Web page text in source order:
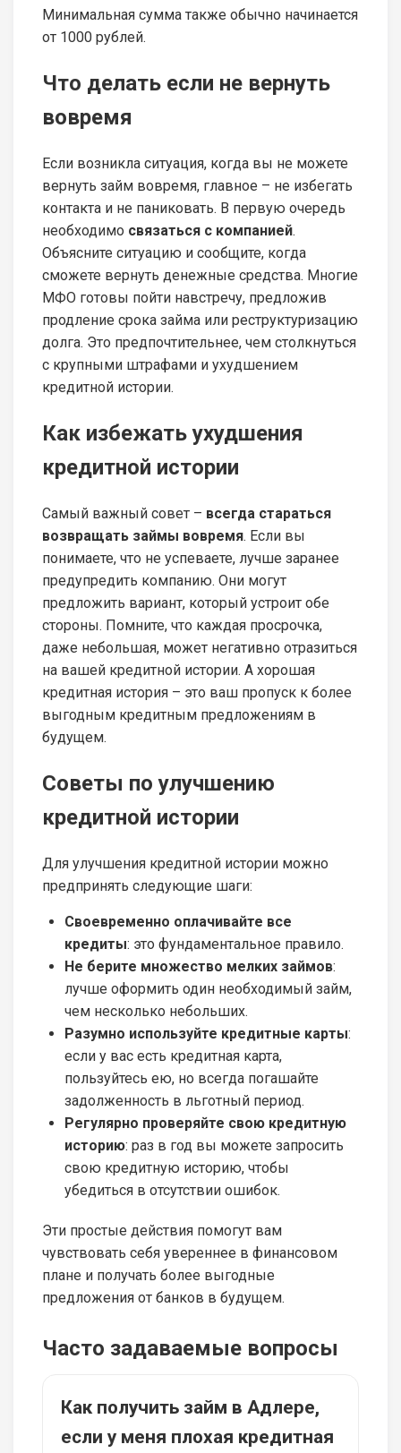
Минимальная сумма также обычно начинается
от 1000 рублей.
Что делать если не вернуть
вовремя
Если возникла ситуация, когда вы не можете
вернуть займ вовремя, главное – не избегать
контакта и не паниковать. В первую очередь
необходимо связаться с компанией.
Объясните ситуацию и сообщите, когда
сможете вернуть денежные средства. Многие
МФО готовы пойти навстречу, предложив
продление срока займа или реструктуризацию
долга. Это предпочтительнее, чем столкнуться
с крупными штрафами и ухудшением
кредитной истории.
Как избежать ухудшения
кредитной истории
Самый важный совет – всегда стараться
возвращать займы вовремя. Если вы
понимаете, что не успеваете, лучше заранее
предупредить компанию. Они могут
предложить вариант, который устроит обе
стороны. Помните, что каждая просрочка,
даже небольшая, может негативно отразиться
на вашей кредитной истории. А хорошая
кредитная история – это ваш пропуск к более
выгодным кредитным предложениям в
будущем.
Советы по улучшению
кредитной истории
Для улучшения кредитной истории можно
предпринять следующие шаги:
Своевременно оплачивайте все
кредиты: это фундаментальное правило.
Не берите множество мелких займов:
лучше оформить один необходимый займ,
чем несколько небольших.
Разумно используйте кредитные карты:
если у вас есть кредитная карта,
пользуйтесь ею, но всегда погашайте
задолженность в льготный период.
Регулярно проверяйте свою кредитную
историю: раз в год вы можете запросить
свою кредитную историю, чтобы
убедиться в отсутствии ошибок.
Эти простые действия помогут вам
чувствовать себя увереннее в финансовом
плане и получать более выгодные
предложения от банков в будущем.
Часто задаваемые вопросы
Как получить займ в Адлере,
если у меня плохая кредитная